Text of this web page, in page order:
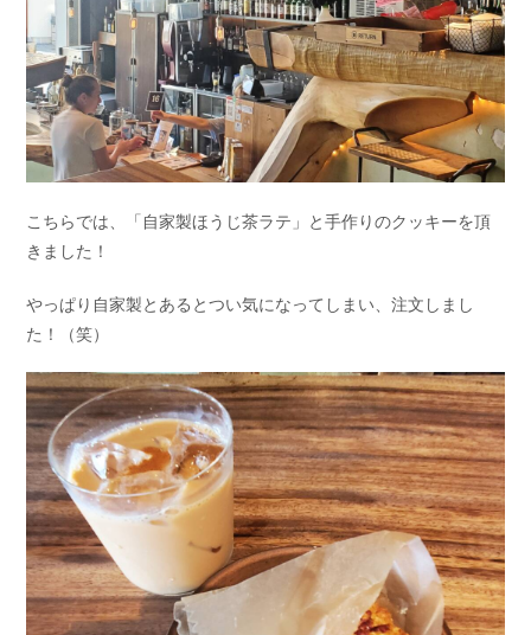
こちらでは、「自家製ほうじ茶ラテ」と手作りのクッキーを頂
きました！
やっぱり自家製とあるとつい気になってしまい、注文しまし
た！（笑）